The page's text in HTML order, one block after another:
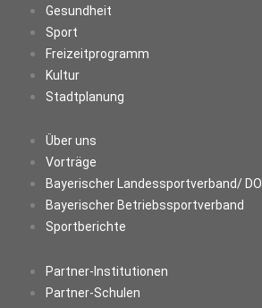
Gesundheit
Sport
Freizeitprogramm
Kultur
Stadtplanung
Über uns
Vorträge
Bayerischer Landessportverband/
Bayerischer Betriebssportverband
Sportberichte
Partner-Institutionen
Partner-Schulen